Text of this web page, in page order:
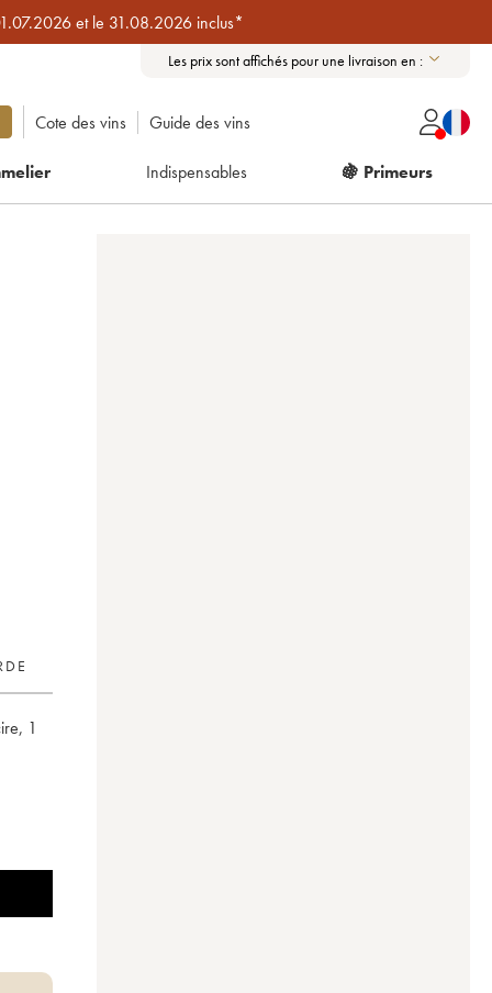
et le 31.08.2026 inclus*
Les prix sont affichés pour une livraison en :
Cote des vins Guide des vins
Indispensables 🍇 Primeurs
, 1